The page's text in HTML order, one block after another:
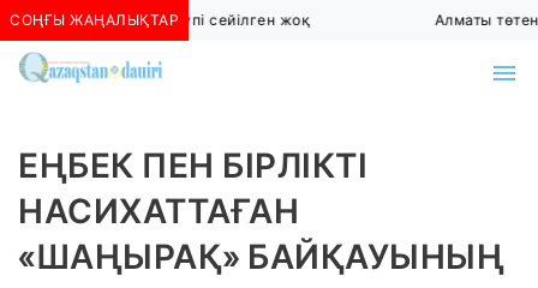
СОҢҒЫ ЖАҢАЛЫҚТАР
Алматыда көшкін қаупі сейілген жоқ Алматы
ЕҢБЕК ПЕН БІРЛІКТІ
НАСИХАТТАҒАН
«ШАҢЫРАҚ» БАЙҚАУЫНЫҢ